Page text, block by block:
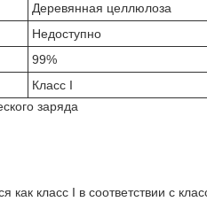
Деревянная целлюлоза
Недоступно
99%
Класс I
заряда
класс I в соответствии с